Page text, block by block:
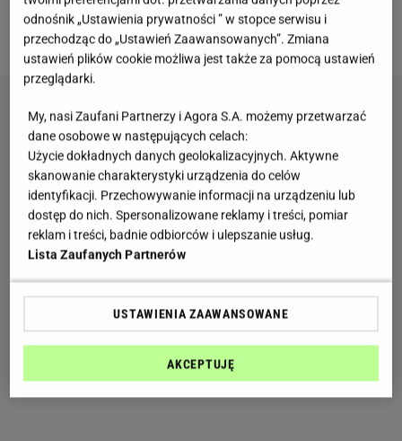
telegraph.co.uk
odnośnik „Ustawienia prywatności ” w stopce serwisu i
przechodząc do „Ustawień Zaawansowanych”. Zmiana
ustawień plików cookie możliwa jest także za pomocą ustawień
przeglądarki.
My, nasi Zaufani Partnerzy i Agora S.A. możemy przetwarzać
dane osobowe w następujących celach:
Użycie dokładnych danych geolokalizacyjnych. Aktywne
skanowanie charakterystyki urządzenia do celów
identyfikacji. Przechowywanie informacji na urządzeniu lub
dostęp do nich. Spersonalizowane reklamy i treści, pomiar
reklam i treści, badnie odbiorców i ulepszanie usług.
Lista Zaufanych Partnerów
USTAWIENIA ZAAWANSOWANE
AKCEPTUJĘ